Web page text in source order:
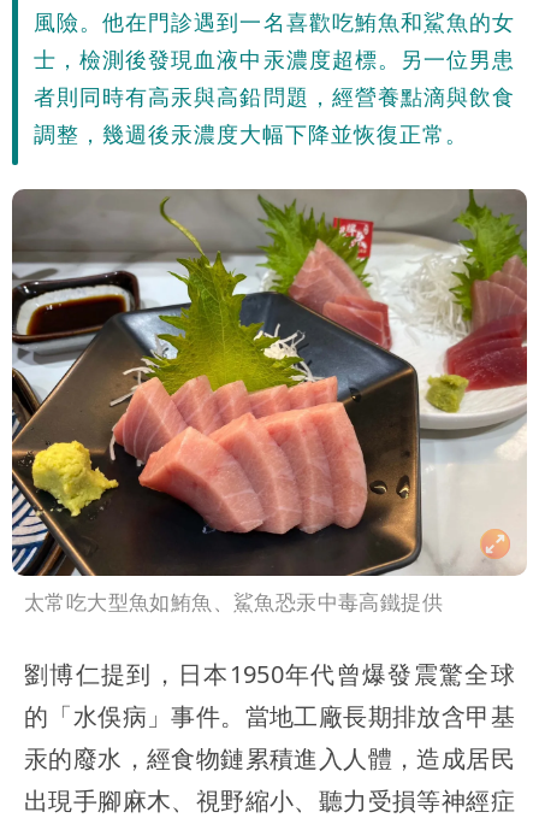
風險。他在門診遇到一名喜歡吃鮪魚和鯊魚的女
士，檢測後發現血液中汞濃度超標。另一位男患
者則同時有高汞與高鉛問題，經營養點滴與飲食
調整，幾週後汞濃度大幅下降並恢復正常。
太常吃大型魚如鮪魚、鯊魚恐汞中毒高鐵提供
劉博仁提到，日本1950年代曾爆發震驚全球
的「水俁病」事件。當地工廠長期排放含甲基
汞的廢水，經食物鏈累積進入人體，造成居民
出現手腳麻木、視野縮小、聽力受損等神經症